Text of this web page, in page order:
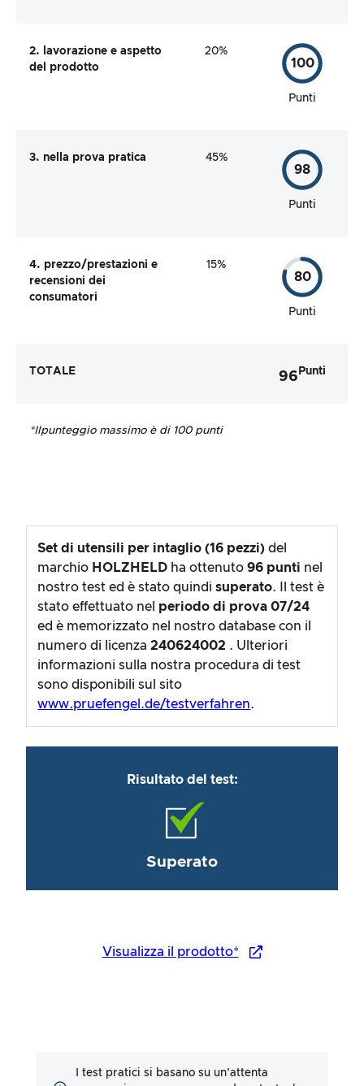
2. lavorazione e aspetto
del prodotto
20%
100
Punti
3. nella prova pratica 45%
98
Punti
4. prezzo/prestazioni e
recensioni dei
consumatori
15%
80
Punti
TOTALE 96 Punti
*Ilpunteggio massimo è di 100 punti
Set di utensili per intaglio (16 pezzi) del
marchio HOLZHELD ha ottenuto 96 punti nel
nostro test ed è stato quindisuperato. Il test è
stato effettuato nel periodo di prova 07/24
ed è memorizzato nel nostro database con il
numero di licenza240624002 . Ulteriori
informazioni sulla nostra procedura di test
sono disponibili sul sito
www.pruefengel.de/testverfahren.
Risultato del test:
Superato
Visualizza il prodotto*
I test pratici si basano su un’attenta